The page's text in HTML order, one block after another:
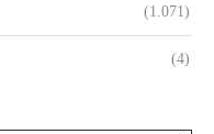
(1.071)
(4)